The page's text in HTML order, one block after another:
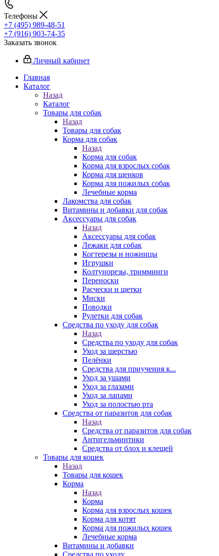
Телефоны
+7 (495) 989-48-51
+7 (916) 903-74-35
Заказать звонок
Личный кабинет
Главная
Каталог
Назад
Каталог
Товары для собак
Назад
Товары для собак
Корма для собак
Назад
Корма для собак
Корма для взрослых собак
Корма для щенков
Корма для пожилых собак
Лечебные корма
Лакомства для собак
Витамины и добавки для собак
Аксессуары для собак
Назад
Аксессуары для собак
Лежаки для собак
Когтерезы и ножницы
Игрушки
Колтунорезы, тримминги
Переноски
Расчески и щетки
Миски
Поводки
Рулетки для собак
Средства по уходу для собак
Назад
Средства по уходу для собак
Уход за шерстью
Пелёнки
Средства для приучения к...
Уход за ушами
Уход за глазами
Уход за лапами
Уход за полостью рта
Средства от паразитов для собак
Назад
Средства от паразитов для собак
Антигельминтики
Средства от блох и клещей
Товары для кошек
Назад
Товары для кошек
Корма
Назад
Корма
Корма для взрослых кошек
Корма для котят
Корма для пожилых кошек
Лечебные корма
Витамины и добавки
Средства по уходу